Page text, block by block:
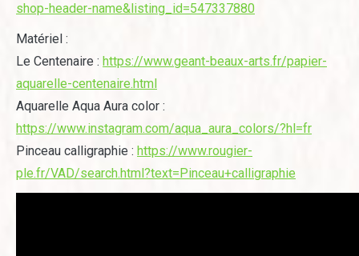
shop-header-name&listing_id=547337880
Matériel :
Le Centenaire : https://www.geant-beaux-arts.fr/papier-
aquarelle-centenaire.html
Aquarelle Aqua Aura color :
https://www.instagram.com/aqua_aura_colors/?hl=fr
Pinceau calligraphie : https://www.rougier-
ple.fr/VAD/search.html?text=Pinceau+calligraphie